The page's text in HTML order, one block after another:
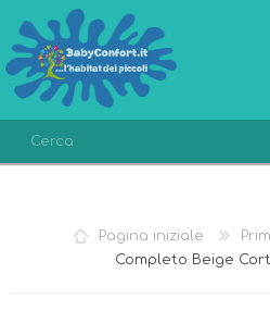
LISTA DEI DESIDERI
Pagina iniziale
Completo Beige